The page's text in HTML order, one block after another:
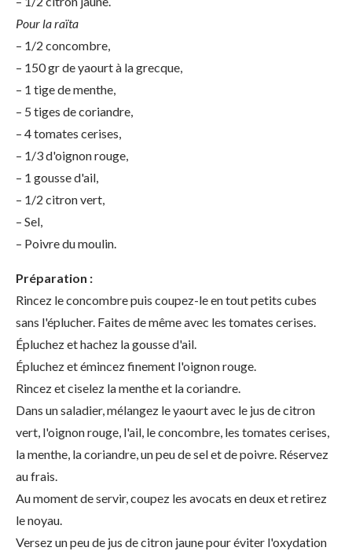
Pour la raïta
– 1/2 concombre,
– 150 gr de yaourt à la grecque,
– 1 tige de menthe,
– 5 tiges de coriandre,
– 4 tomates cerises,
– 1/3 d'oignon rouge,
– 1 gousse d'ail,
– 1/2 citron vert,
– Sel,
– Poivre du moulin.
Préparation :
Rincez le concombre puis coupez-le en tout petits cubes
sans l'éplucher. Faites de même avec les tomates cerises.
Épluchez et hachez la gousse d'ail.
Épluchez et émincez finement l'oignon rouge.
Rincez et ciselez la menthe et la coriandre.
Dans un saladier, mélangez le yaourt avec le jus de citron
vert, l'oignon rouge, l'ail, le concombre, les tomates cerises,
la menthe, la coriandre, un peu de sel et de poivre. Réservez
au frais.
Au moment de servir, coupez les avocats en deux et retirez
le noyau.
Versez un peu de jus de citron jaune pour éviter l'oxydation